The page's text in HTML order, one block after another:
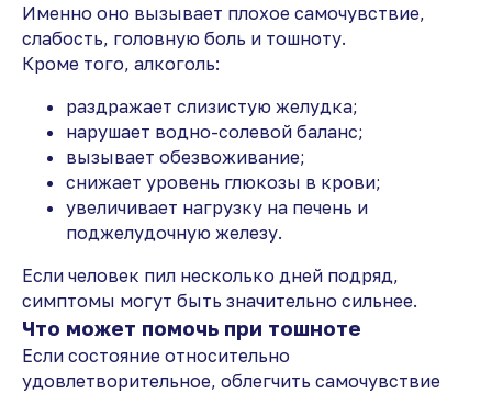
Именно оно вызывает плохое самочувствие,
слабость, головную боль и тошноту.
Кроме того, алкоголь:
раздражает слизистую желудка;
нарушает водно-солевой баланс;
вызывает обезвоживание;
снижает уровень глюкозы в крови;
увеличивает нагрузку на печень и
поджелудочную железу.
Если человек пил несколько дней подряд,
симптомы могут быть значительно сильнее.
Что может помочь при тошноте
Если состояние относительно
удовлетворительное, облегчить самочувствие